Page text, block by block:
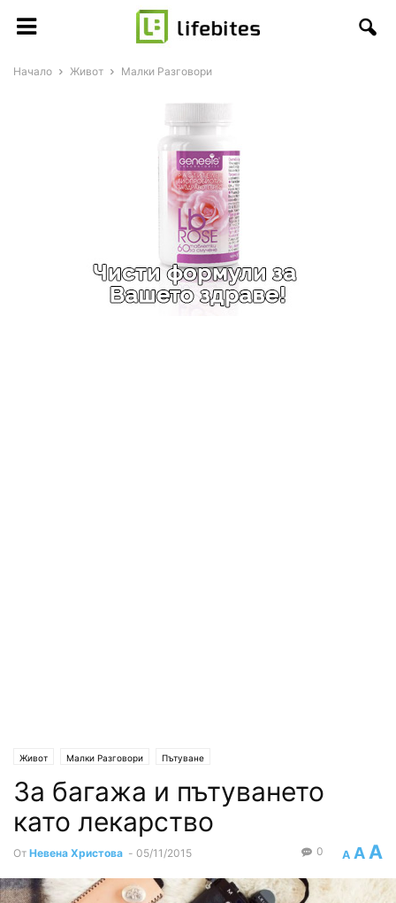
Начало Живот Малки Разговори
Живот Малки Разговори Пътуване
За багажа и пътуването
като лекарство
От Невена Христова - 05/11/2015 A A A
0